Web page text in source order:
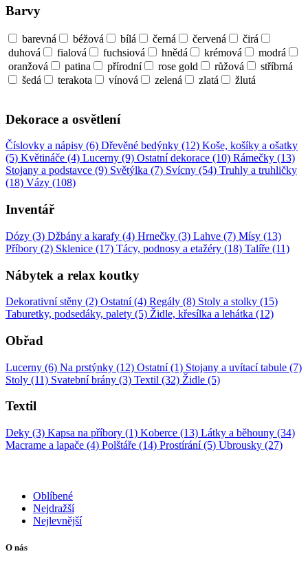
Barvy
barevná béžová bílá černá červená
čirá
duhová
fialová fuchsiová hnědá krémová
modrá
oranžová
patina přírodní rose gold růžová
stříbrná
šedá
terakota vínová zelená zlatá žlutá
Dekorace a osvětlení
Číslovky a nápisy (6) Dřevěné bedýnky (12) Koše, košíky a ošatky
(5) Květináče (4) Lucerny (9) Ostatní dekorace (10) Rámečky (13)
Stojany a podstavce (9) Světýlka (7) Svícny (54) Truhly a truhličky
(18) Vázy (108)
Inventář
Dózy (3) Džbány a karafy (4) Hrnečky (3) Lahve (7) Mísy (13)
Příbory (2) Sklenice (17) Tácy, podnosy a etažéry (18) Talíře (11)
Nábytek a relax koutky
Dekorativní stěny (2) Ostatní (4) Regály (8) Stoly a stolky (15)
Taburetky, podsedáky, palety (5) Židle, křesílka a lehátka (12)
Obřad
Lucerny (6) Na prstýnky (12) Ostatní (1) Stojany a uvítací tabule (7)
Stoly (11) Svatební brány (3) Textil (32) Židle (5)
Textil
Deky (3) Kapsa na příbory (1) Koberce (13) Látky a běhouny (34)
Macrame a lapače (4) Polštáře (14) Prostírání (5) Ubrousky (27)
Oblíbené
Nejdražší
Nejlevnější
O nás